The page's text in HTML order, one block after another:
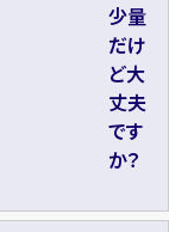
少量
だけ
ど大
丈夫
です
か？